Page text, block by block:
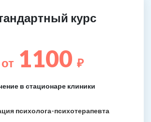
курс
от 1100 ₽
в стационаре клиники
психолога-психотерапевта